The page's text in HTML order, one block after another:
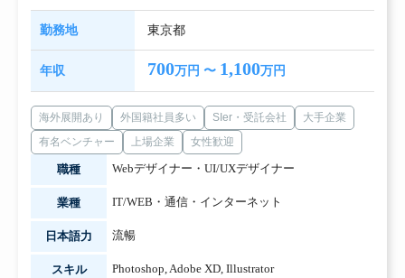
勤務地 東京都
年収 700万円 〜 1,100万円
海外展開あり 外国籍社員多い SIer・受託会社
大手企業
有名ベンチャー
上場企業 女性歓迎
職種 Webデザイナー・UI/UXデザイナー
業種 IT/WEB・通信・インターネット
日本語力 流暢
スキル Photoshop,Adobe XD, Illustrator